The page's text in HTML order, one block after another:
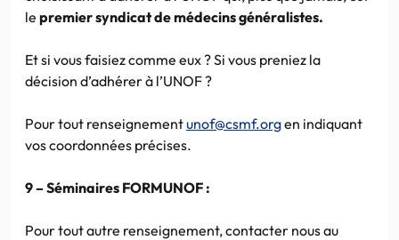
le premier syndicat de médecins généralistes.
Et si vous faisiez comme eux ? Si vous preniez la
décision d’adhérer à l’UNOF ?
Pour tout renseignementunof@csmf.orgen indiquant
vos coordonnées précises.
9 – Séminaires FORMUNOF :
Pour tout autre renseignement, contacter nous au